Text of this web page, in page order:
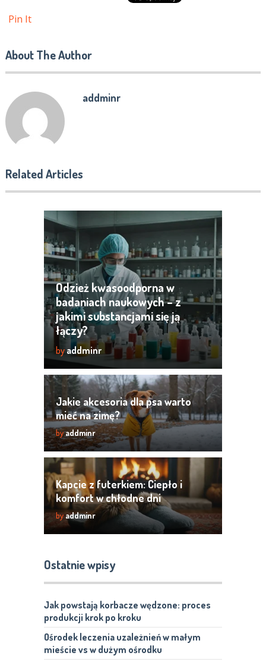
Pin It
About The Author
addminr
Related Articles
Odzież kwasoodporna w
badaniach naukowych – z
jakimi substancjami się ją
łączy?
by addminr
Jakie akcesoria dla psa warto
mieć na zimę?
byaddminr
Kapcie z futerkiem: Ciepło i
komfort w chłodne dni
by addminr
Ostatnie wpisy
Jak powstają korbacze wędzone: proces
produkcji krok po kroku
Ośrodek leczenia uzależnień w małym
mieście vs w dużym ośrodku